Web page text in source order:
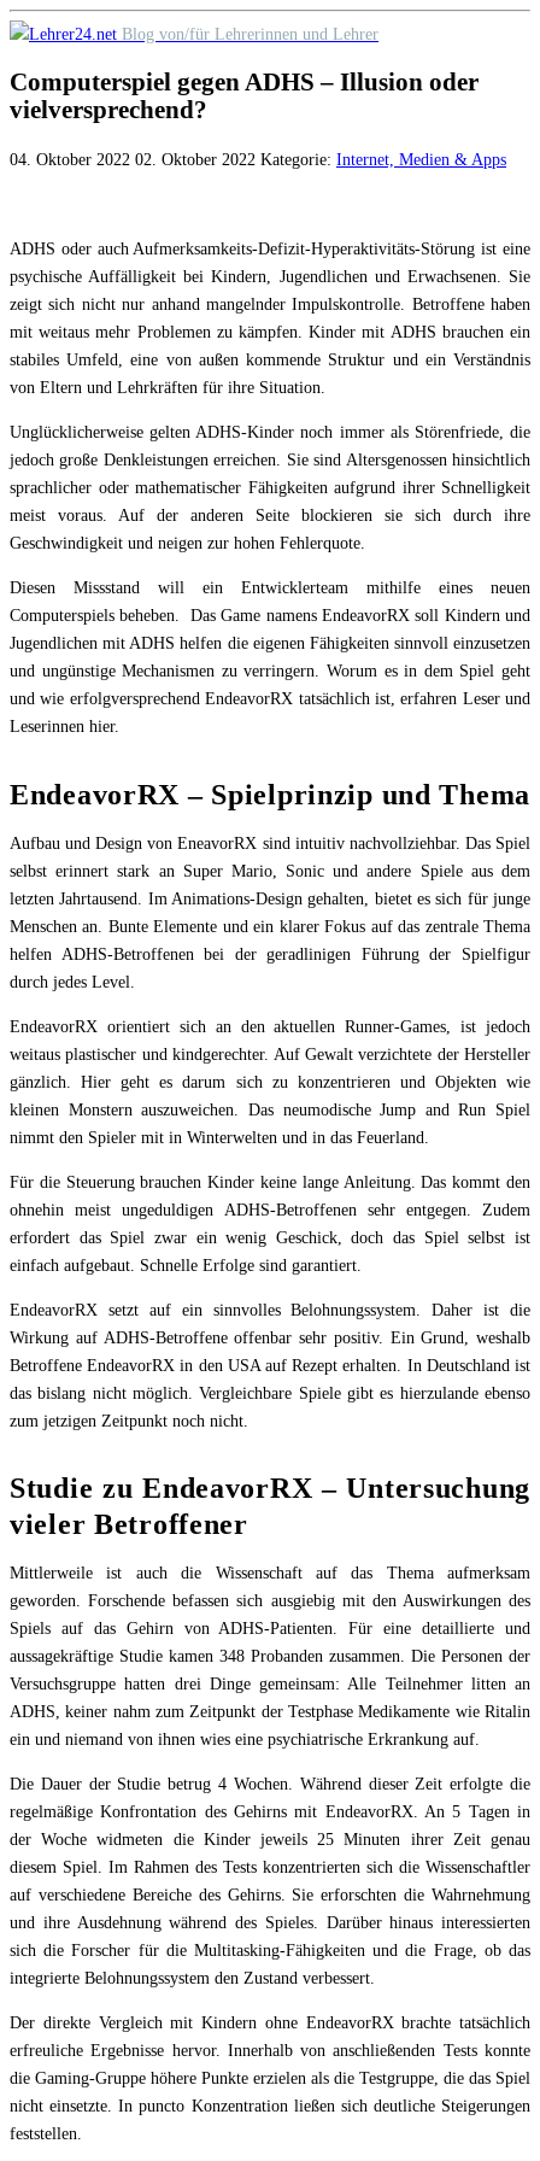
Skip
content
Blog von/für Lehrerinnen und Lehrer
Computerspiel gegen ADHS – Illusion oder
vielversprechend?
04. Oktober 2022 02. Oktober 2022 Kategorie: Internet, Medien & Apps
ADHS oder auch Aufmerksamkeits-Defizit-Hyperaktivitäts-Störung ist eine
psychische Auffälligkeit bei Kindern, Jugendlichen und Erwachsenen. Sie
zeigt sich nicht nur anhand mangelnder Impulskontrolle. Betroffene haben
mit weitaus mehr Problemen zu kämpfen. Kinder mit ADHS brauchen ein
stabiles Umfeld, eine von außen kommende Struktur und ein Verständnis
von Eltern und Lehrkräften für ihre Situation.
Unglücklicherweise gelten ADHS-Kinder noch immer als Störenfriede, die
jedoch große Denkleistungen erreichen. Sie sind Altersgenossen hinsichtlich
sprachlicher oder mathematischer Fähigkeiten aufgrund ihrer Schnelligkeit
meist voraus. Auf der anderen Seite blockieren sie sich durch ihre
Geschwindigkeit und neigen zur hohen Fehlerquote.
Diesen Missstand will ein Entwicklerteam mithilfe eines neuen
Computerspiels beheben. Das Game namens EndeavorRX soll Kindern und
Jugendlichen mit ADHS helfen die eigenen Fähigkeiten sinnvoll einzusetzen
und ungünstige Mechanismen zu verringern. Worum es in dem Spiel geht
und wie erfolgversprechend EndeavorRX tatsächlich ist, erfahren Leser und
Leserinnen hier.
EndeavorRX – Spielprinzip und Thema
Aufbau und Design von EneavorRX sind intuitiv nachvollziehbar. Das Spiel
selbst erinnert stark an Super Mario, Sonic und andere Spiele aus dem
letzten Jahrtausend. Im Animations-Design gehalten, bietet es sich für junge
Menschen an. Bunte Elemente und ein klarer Fokus auf das zentrale Thema
helfen ADHS-Betroffenen bei der geradlinigen Führung der Spielfigur
durch jedes Level.
EndeavorRX orientiert sich an den aktuellen Runner-Games, ist jedoch
weitaus plastischer und kindgerechter. Auf Gewalt verzichtete der Hersteller
gänzlich. Hier geht es darum sich zu konzentrieren und Objekten wie
kleinen Monstern auszuweichen. Das neumodische Jump and Run Spiel
nimmt den Spieler mit in Winterwelten und in das Feuerland.
Für die Steuerung brauchen Kinder keine lange Anleitung. Das kommt den
ohnehin meist ungeduldigen ADHS-Betroffenen sehr entgegen. Zudem
erfordert das Spiel zwar ein wenig Geschick, doch das Spiel selbst ist
einfach aufgebaut. Schnelle Erfolge sind garantiert.
EndeavorRX setzt auf ein sinnvolles Belohnungssystem. Daher ist die
Wirkung auf ADHS-Betroffene offenbar sehr positiv. Ein Grund, weshalb
Betroffene EndeavorRX in den USA auf Rezept erhalten. In Deutschland ist
das bislang nicht möglich. Vergleichbare Spiele gibt es hierzulande ebenso
zum jetzigen Zeitpunkt noch nicht.
Studie zu EndeavorRX – Untersuchung
vieler Betroffener
Mittlerweile ist auch die Wissenschaft auf das Thema aufmerksam
geworden. Forschende befassen sich ausgiebig mit den Auswirkungen des
Spiels auf das Gehirn von ADHS-Patienten. Für eine detaillierte und
aussagekräftige Studie kamen 348 Probanden zusammen. Die Personen der
Versuchsgruppe hatten drei Dinge gemeinsam: Alle Teilnehmer litten an
ADHS, keiner nahm zum Zeitpunkt der Testphase Medikamente wie Ritalin
ein und niemand von ihnen wies eine psychiatrische Erkrankung auf.
Die Dauer der Studie betrug 4 Wochen. Während dieser Zeit erfolgte die
regelmäßige Konfrontation des Gehirns mit EndeavorRX. An 5 Tagen in
der Woche widmeten die Kinder jeweils 25 Minuten ihrer Zeit genau
diesem Spiel. Im Rahmen des Tests konzentrierten sich die Wissenschaftler
auf verschiedene Bereiche des Gehirns. Sie erforschten die Wahrnehmung
und ihre Ausdehnung während des Spieles. Darüber hinaus interessierten
sich die Forscher für die Multitasking-Fähigkeiten und die Frage, ob das
integrierte Belohnungssystem den Zustand verbessert.
Der direkte Vergleich mit Kindern ohne EndeavorRX brachte tatsächlich
erfreuliche Ergebnisse hervor. Innerhalb von anschließenden Tests konnte
die Gaming-Gruppe höhere Punkte erzielen als die Testgruppe, die das Spiel
nicht einsetzte. In puncto Konzentration ließen sich deutliche Steigerungen
feststellen.